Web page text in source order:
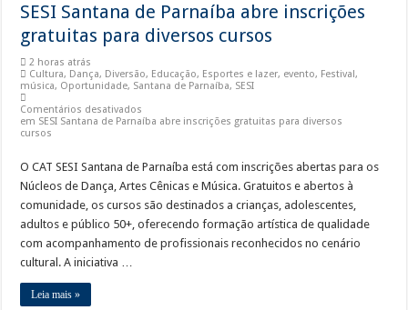
SESI Santana de Parnaíba abre inscrições
gratuitas para diversos cursos
2 horas atrás
Cultura, Dança, Diversão, Educação, Esportes e lazer, evento, Festival,
música, Oportunidade, Santana de Parnaíba, SESI
Comentários desativados
em SESI Santana de Parnaíba abre inscrições gratuitas para diversos
cursos
O CAT SESI Santana de Parnaíba está com inscrições abertas para os
Núcleos de Dança, Artes Cênicas e Música. Gratuitos e abertos à
comunidade, os cursos são destinados a crianças, adolescentes,
adultos e público 50+, oferecendo formação artística de qualidade
com acompanhamento de profissionais reconhecidos no cenário
cultural. A iniciativa …
Leia mais »